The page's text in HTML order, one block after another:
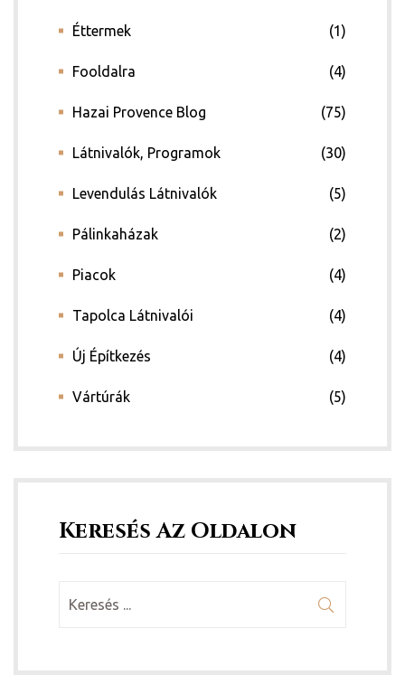
Éttermek (1)
Fooldalra (4)
Hazai Provence Blog (75)
Látnivalók, Programok (30)
Levendulás Látnivalók (5)
Pálinkaházak (2)
Piacok (4)
Tapolca Látnivalói (4)
Új Építkezés (4)
Vártúrák (5)
Keresés Az Oldalon